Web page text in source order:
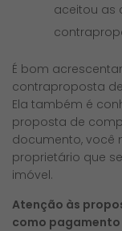
aceitou as
É bom
contraproposta
Ela também é
proposta de
documento, você
proprietário que
imóvel.
Atenção às
como pagamento